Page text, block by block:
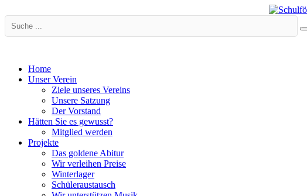
Home
Unser Verein
Ziele unseres Vereins
Unsere Satzung
Der Vorstand
Hätten Sie es gewusst?
Mitglied werden
Projekte
Das goldene Abitur
Wir verleihen Preise
Winterlager
Schüleraustausch